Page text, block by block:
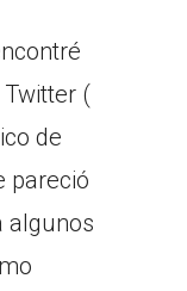
(
de
pareció
algunos